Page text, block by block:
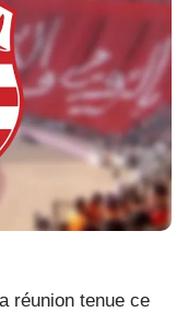
réunion tenue ce